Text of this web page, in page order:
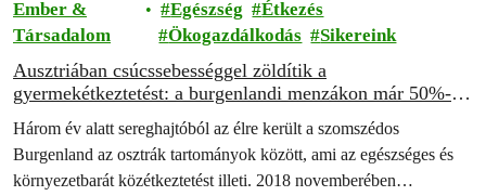
Ember &
Társadalom
Egészség
Étkezés
Ökogazdálkodás
Sikereink
Ausztriában csúcssebességgel zöldítik a
gyermekétkeztetést: a burgenlandi menzákon már 50%-
ban bioélelmiszert adnak a gyerekeknek
Három év alatt sereghajtóból az élre került a szomszédos
Burgenland az osztrák tartományok között, ami az egészséges és
környezetbarát közétkeztetést illeti. 2018 novemberében